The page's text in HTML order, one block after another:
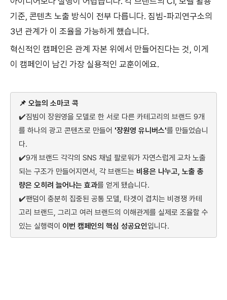
기준, 콘텐츠 노출 방식이 전부 다릅니다. 짐빔-파괴연구소의
3년 관계가 이 조율을 가능하게 했습니다.
혁신적인 캠페인은 관계 자본 위에서 만들어진다는 것, 이게
이 캠페인이 남긴 가장 실용적인 교훈이에요.
📌 오늘의 소마코 콕
✔️짐빔이 장원영을 모델로 한 서로 다른 카테고리의 브랜드 9개
를 하나의 광고 콘텐츠로 만들어 '장원영 유니버스'를 만들었습니
다.
✔️9개 브랜드 각각의 SNS 채널 팔로워가 자연스럽게 교차 노출
되는 구조가 만들어지면서, 각 브랜드는 비용은 나누고, 노출 총
량은 오히려 늘어나는 효과를 얻게 됐습니다.
✔️팬덤이 충분히 집중된 공통 모델, 타겟이 겹치는 비경쟁 카테
고리 브랜드, 그리고 여러 브랜드의 이해관계를 실제로 조율할 수
있는 실행력이 이번 캠페인의 핵심 성공요인입니다.